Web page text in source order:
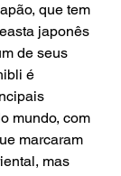
que tem
japonês
de seus
é
mundo, com
marcaram
mas